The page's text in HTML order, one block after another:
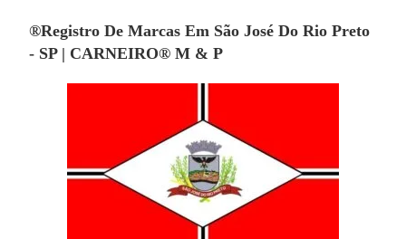
®Registro De Marcas Em São José Do Rio Preto
- SP | CARNEIRO® M & P